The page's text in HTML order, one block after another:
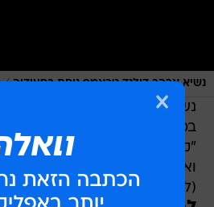
נשיא ארהב דולנד טראמפ נוחת בסעודיה /
נשיא ארה"ב דונלד טראמפ
במסיבת עיתונאים בחדר
"קרובות מאוד" לעסקת
ואמר כי ימסור עדכון בנושא
(להגיע להסכם)", אמר טראמפ.